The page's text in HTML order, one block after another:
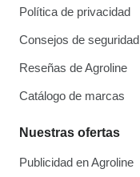
Política de privacidad
Consejos de seguridad
Reseñas de Agroline
Catálogo de marcas
Nuestras ofertas
Publicidad en Agroline